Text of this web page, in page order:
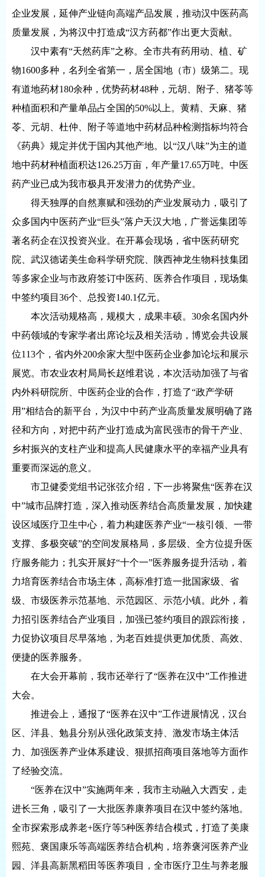
企业发展，延伸产业链向高端产品发展，推动汉中医药高
质量发展，为将汉中打造成“汉方药都”作出更大贡献。
汉中素有“天然药库”之称。全市共有药用动、植、矿
物1600多种，名列全省第一，居全国地（市）级第二。现
有道地药材180余种，优势药材48种，元胡、附子、猪苓等
种植面积和产量单品占全国的50%以上。黄精、天麻、猪
苓、元胡、杜仲、附子等道地中药材品种检测指标均符合
《药典》规定并优于国内其他产地。以“汉八味”为主的道
地中药材种植面积达126.25万亩，年产量17.65万吨。中医
药产业已成为我市极具开发潜力的优势产业。
得天独厚的自然禀赋和强劲的产业发展动力，吸引了
众多国内中医药产业“巨头”落户天汉大地，广誉远集团等
著名药企在汉投资兴业。在开幕会现场，省中医药研究
院、武汉德诺美生命科学研究院、陕西神龙生物科技集团
等多家企业与市政府签订中医药、医养合作项目，现场集
中签约项目36个、总投资140.1亿元。
本次活动规格高，规模大，成果丰硕。30余名国内外
中药领域的专家学者出席论坛及相关活动，博览会共设展
位113个，省内外200余家大型中医药企业参加论坛和展示
展览。市农业农村局局长赵维君说，本次活动加强了与省
内外科研院所、中医药企业的合作，打造了“政产学研
用”相结合的新平台，为汉中中药产业高质量发展明确了路
径和方向，对把中药产业打造成为富民强市的骨干产业、
乡村振兴的支柱产业和提高人民健康水平的幸福产业具有
重要而深远的意义。
市卫健委党组书记张弦介绍，下一步将聚焦“医养在汉
中”城市品牌打造，深入推动医养结合高质量发展，加快建
设区域医疗卫生中心，着力构建医养产业“一核引领、一带
支撑、多极突破”的空间发展格局，多层级、全方位提升医
疗服务能力；扎实开展好“十个一”医养服务提升活动，着
力培育医养结合市场主体，高标准打造一批国家级、省
级、市级医养示范基地、示范园区、示范小镇。此外，着
力招引医养结合产业项目，加强已签约项目的跟踪衔接，
力促协议项目尽早落地，为老百姓提供更加优质、高效、
便捷的医养服务。
在大会开幕前，我市还举行了“医养在汉中”工作推进
大会。
推进会上，通报了“医养在汉中”工作进展情况，汉台
区、洋县、勉县分别从强化政策支持、激发市场主体活
力、加强医养产业体系建设、狠抓招商项目落地等方面作
了经验交流。
“医养在汉中”实施两年来，我市主动融入大西安，走
进长三角，吸引了一大批医养康养项目在汉中签约落地。
全市探索形成养老+医疗等5种医养结合模式，打造了美康
熙苑、褒国康乐等高端医养结合机构，培养褒河医养产业
园、洋县高新黑稻田等医养项目，全市医疗卫生与养老服